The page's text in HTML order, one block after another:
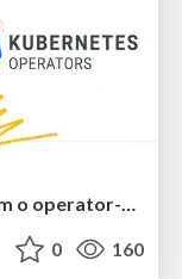
Criando Kubernetes Operators com o operator-sdk
0 160